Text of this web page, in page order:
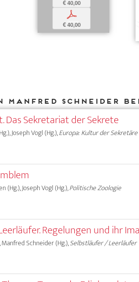
€ 40,00
p
€ 40,00
Schneider bei
Das Sekretariat der Sekrete
Joseph Vogl (Hg.),Europa: Kultur der Sekretäre
(Hg.), Joseph Vogl (Hg.),Politische Zoologie
Regelungen und ihr
Schneider (Hg.),Selbstläufer / Leerläufer